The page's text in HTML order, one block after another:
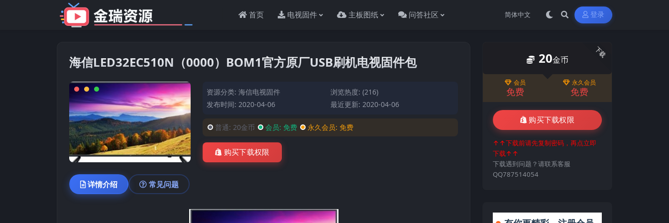
首页 电视固件 主板图纸 问答社区 登录
海信LED32EC510N（0000）BOM1官方原厂USB刷机电视固件包
资源分类:海信电视固件
浏览热度: (216)
发布时间: 2020-04-06
最近更新: 2020-04-06
普通: 20金币 会员: 免费 永久会员:免费
购买下载权限
详情介绍 常见问题
下载
20金币
会员
免费
永久会员
免费
购买下载权限
↑↑下载前请先复制密码，再点立即
下载↑↑
下载遇到问题？请联系客服
QQ787514054